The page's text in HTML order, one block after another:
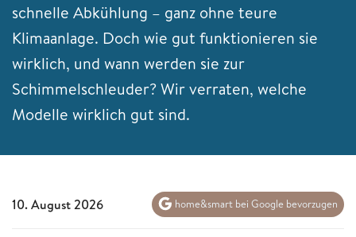
schnelle Abkühlung – ganz ohne teure
Klimaanlage. Doch wie gut funktionieren sie
wirklich, und wann werden sie zur
Schimmelschleuder? Wir verraten, welche
Modelle wirklich gut sind.
10. August 2026 home&smart bei Google bevorzugen